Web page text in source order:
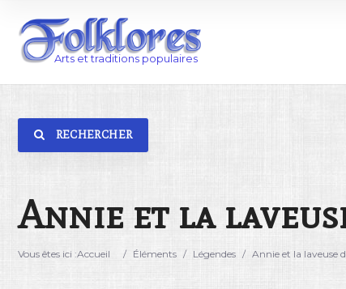
RECHERCHER
Annie et la
Vous êtes ici :Accueil / Éléments / Légendes / Annie et la laveuse